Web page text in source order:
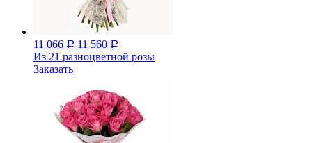
11 066 Р 11 560 Р
Из 21 разноцветной розы
Заказать